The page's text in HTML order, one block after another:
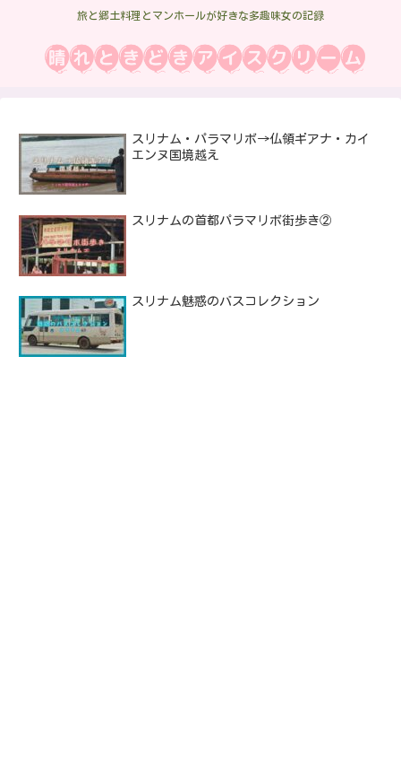
旅と郷土料理とマンホールが好きな多趣味女の記録
スリナム・パラマリボ→仏領ギアナ・カイ
エンヌ国境越え
スリナムの首都パラマリボ街歩き②
スリナム魅惑のバスコレクション